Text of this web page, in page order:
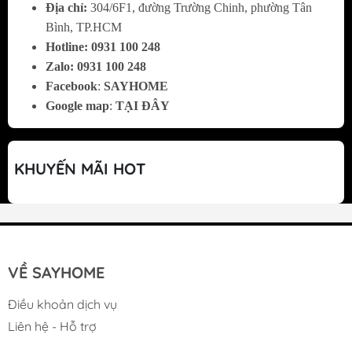
Thiết kế hiện đại – Đường nét mềm mại, dễ ứng
Địa chỉ: 304/6F1, đường Trường Chinh, phường Tân
Bình, TP.HCM
Hotline: 0931 100 248
Zalo: 0931 100 248
Facebook: SAYHOME
Google map: TẠI ĐÂY
KHUYẾN MÃI HOT
VỀ SAYHOME
Điều khoản dịch vụ
Liên hệ - Hỗ trợ